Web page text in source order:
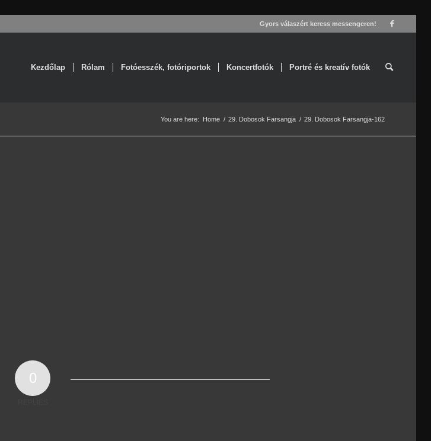
Gyors válaszért keress messengeren!
Kezdőlap Rólam Fotóesszék, fotóriportok Koncertfotók Portré és kreatív fotók
You are here: Home / 29. Dobosok Farsangja / 29. Dobosok Farsangja-162
0